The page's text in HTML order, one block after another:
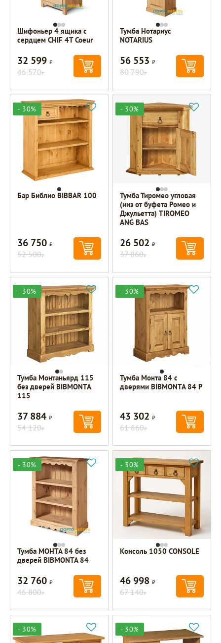
Шифоньер 4 ящика с
сердцем CHIF 4T Coeur
32 599Р
46 570Р
Тумба Нотариус
NOTARIUS
56 553Р
80 790Р
- 30%
Бар Библио BIBBAR 100
36 750Р
52 500Р
- 30%
Тумба Тиромео угловая
(низ от буфета Ромео и
Джульетта) TIROMEO
ANG BAS
26 502Р
37 860Р
- 30%
Тумба Монтаньярд 115
без дверей BIBMONTA
115
37 884Р
54 120Р
- 30%
Тумба Монта 84 с
дверями BIBMONTA 84 P
43 302Р
61 860Р
- 30%
Тумба МОНТА 84 без
дверей BIBMONTA 84
32 760Р
46 800Р
- 30%
Консоль 1050 CONSOLE
46 998Р
67 140Р
- 30% - 30%